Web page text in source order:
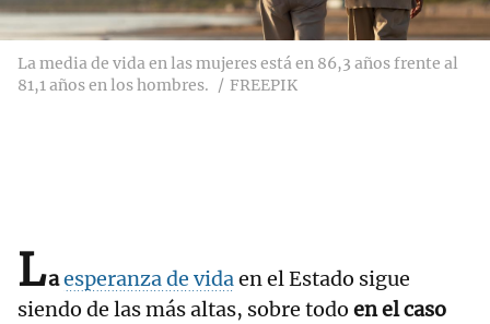
La media de vida en las mujeres está en 86,3 años frente al
81,1 años en los hombres.
FREEPIK
Laesperanza de vidaen el Estado sigue
siendo de las más altas, sobre todo en el caso